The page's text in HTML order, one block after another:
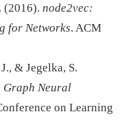
(2016). node2vec:
for Networks. ACM
& Jegelka, S.
Graph Neural
on Learning